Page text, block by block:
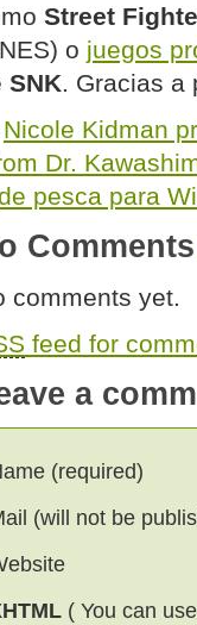
Street
o juegos
SNK. Gracias a
Nicole Kidman
Dr.
pesca para
Comments
comments yet.
feed for
a
(required)
(will not be
( You can